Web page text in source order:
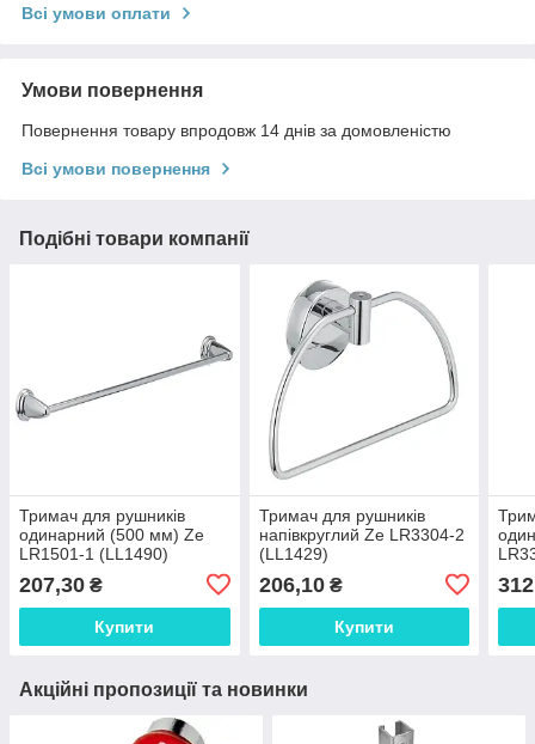
Всі умови оплати
Умови повернення
Повернення товару впродовж 14 днів за домовленістю
Всі умови повернення
Подібні товари компанії
Тримач для рушників
одинарний (500 мм) Ze
LR1501-1 (LL1490)
207,30 ₴
Купити
Тримач для рушників
напівкруглий Ze LR3304-2
(LL1429)
206,10₴
Купити
Акційні пропозиції та новинки